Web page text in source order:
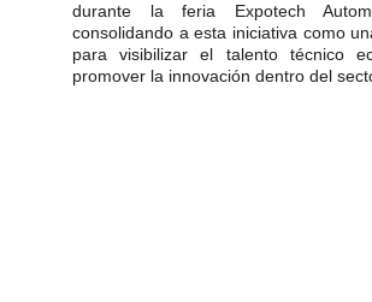
durante la feria Expotech
consolidando a esta iniciativa como
para visibilizar el talento técnico
promover la innovación dentro del